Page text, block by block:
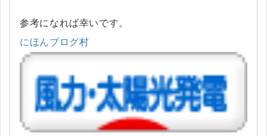
参考になれば幸いです。
にほんブログ村